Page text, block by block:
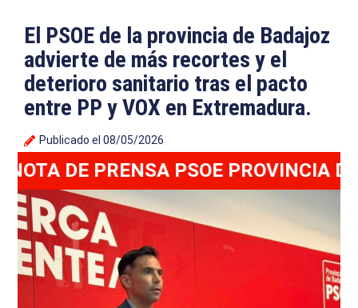
El PSOE de la provincia de Badajoz
advierte de más recortes y el
deterioro sanitario tras el pacto
entre PP y VOX en Extremadura.
Publicado el 08/05/2026
DE PRENSA PSOE PROVINCIA DE